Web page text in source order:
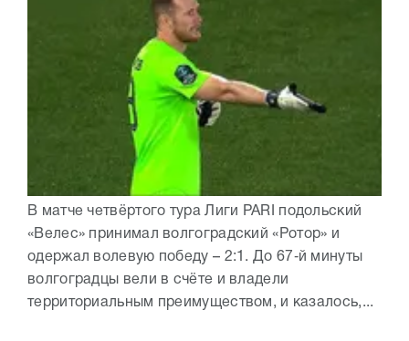
В матче четвёртого тура Лиги PARI подольский
«Велес» принимал волгоградский «Ротор» и
одержал волевую победу – 2:1. До 67‑й минуты
волгоградцы вели в счёте и владели
территориальным преимуществом, и казалось,...